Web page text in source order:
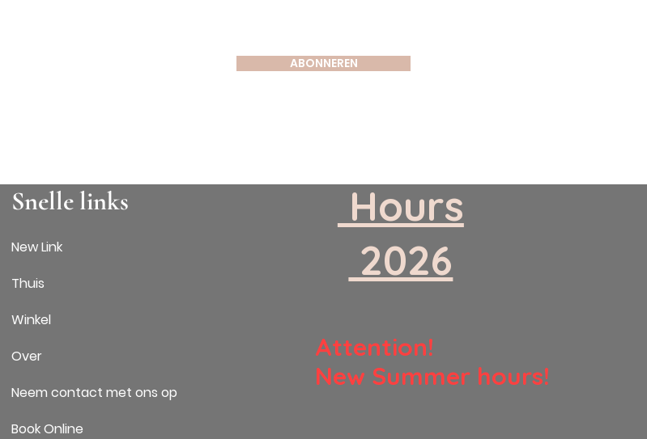
ABONNEREN
Snelle links
New Link
Thuis
Winkel
Over
Neem contact met ons op
Book Online
​ Hours
​ 2026
​Attention!
New Summer hours!